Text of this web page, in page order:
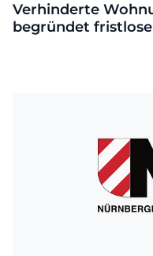
Verhinderte
begründet